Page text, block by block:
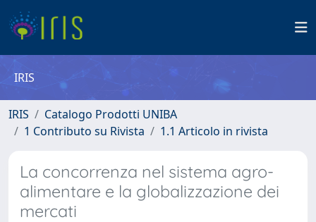
IRIS
IRIS
Catalogo Prodotti UNIBA
1 Contributo su Rivista
1.1 Articolo in rivista
La concorrenza nel sistema agro-
alimentare e la globalizzazione dei
mercati